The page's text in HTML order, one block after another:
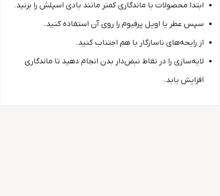
ابتدا محصولات با ماندگاری کمتر مانند بادی اسپلش را بزنید.
سپس عطر یا اویل پرفیوم را روی آن استفاده کنید.
از رایحه‌های ناسازگار با هم اجتناب کنید.
لایه‌سازی را در نقاط نبض‌دار بدن انجام دهید تا ماندگاری
افزایش یابد.